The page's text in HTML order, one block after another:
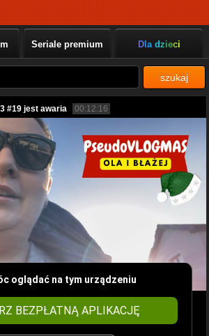
Seriale premium Dla dzieci
szukaj
#19 jest awaria 00:12:16
oglądać na tym urządzeniu
BEZPŁATNĄ APLIKACJĘ